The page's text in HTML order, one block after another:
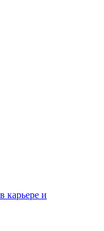
карьере и